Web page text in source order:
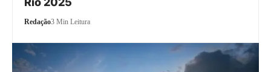
Redação3 Min Leitura